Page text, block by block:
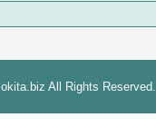
All Rights Reserved.